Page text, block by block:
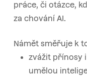
práce, či otázce,
za chování AI.
Námět směřuje k
zvážit přínosy
umělou